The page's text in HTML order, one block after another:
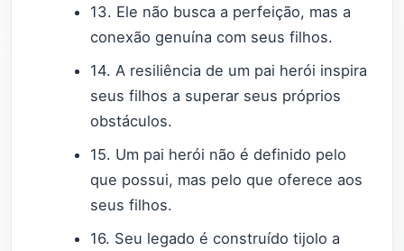
13. Ele não busca a perfeição, mas a
conexão genuína com seus filhos.
14. A resiliência de um pai herói inspira
seus filhos a superar seus próprios
obstáculos.
15. Um pai herói não é definido pelo
que possui, mas pelo que oferece aos
seus filhos.
16. Seu legado é construído tijolo a